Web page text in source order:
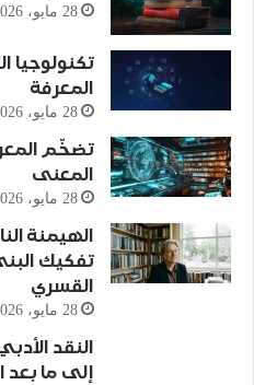
28 مايو، 2026
تكنولوجيا
المعرفة
28 مايو، 2026
تضخّم
المعنى
28 مايو، 2026
الهيمنة
تفكيك
القسري
28 مايو، 2026
النقد
إلى ما بعد